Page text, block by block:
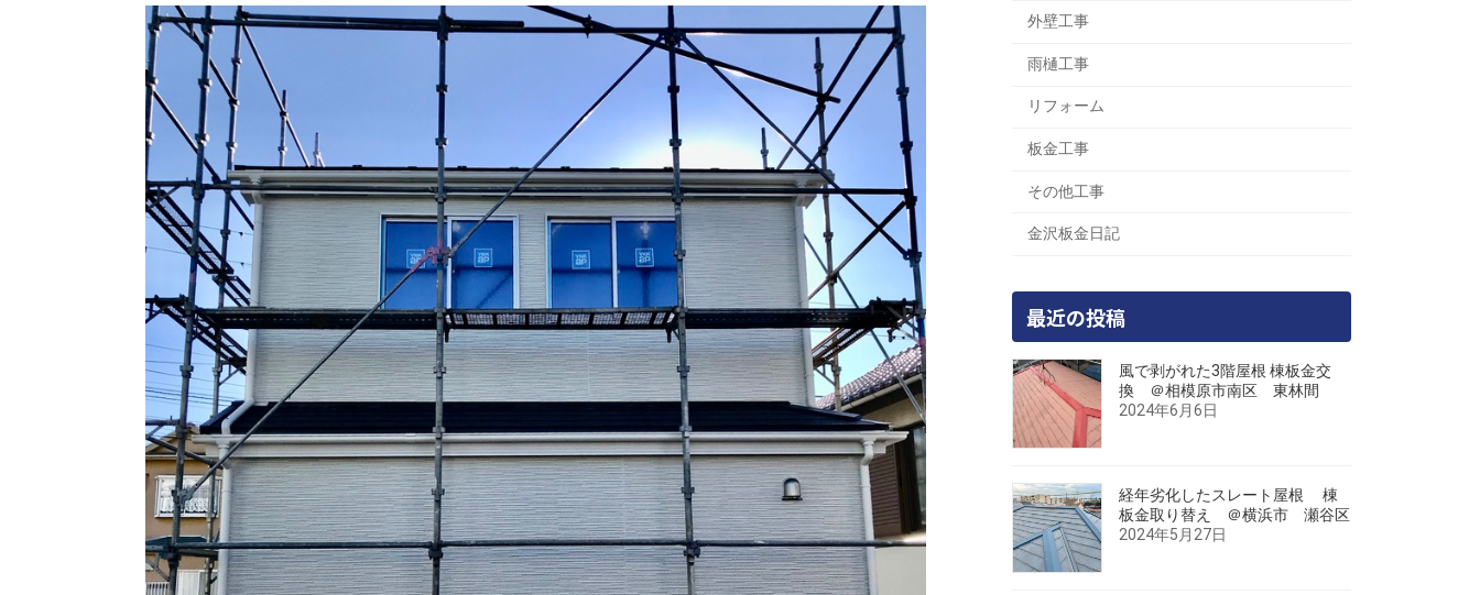
新
日
外壁工事
雨樋工事
リフォーム
板金工事
その他工事
金沢板金日記
最近の投稿
風で剥がれた3階屋根 棟板金交
換 ＠相模原市南区 東林間
2024年6月6日
経年劣化したスレート屋根 棟
板金取り替え ＠横浜市 瀬谷区
2024年5月27日